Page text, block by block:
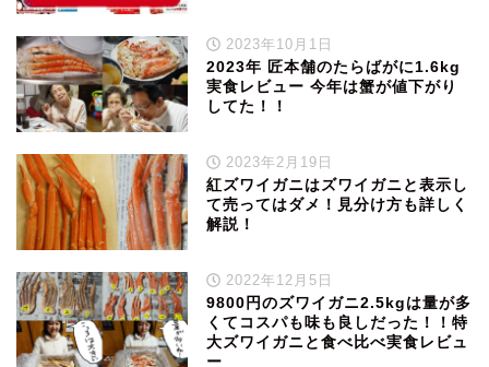
2023年10月1日
2023年 匠本舗のたらばがに1.6kg
実食レビュー 今年は蟹が値下がり
してた！！
2023年2月19日
紅ズワイガニはズワイガニと表示し
て売ってはダメ！見分け方も詳しく
解説！
2022年12月5日
9800円のズワイガニ2.5kgは量が多
くてコスパも味も良しだった！！特
大ズワイガニと食べ比べ実食レビュ
ー